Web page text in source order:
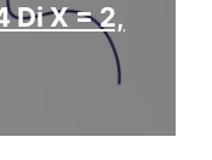
Di X = 2,